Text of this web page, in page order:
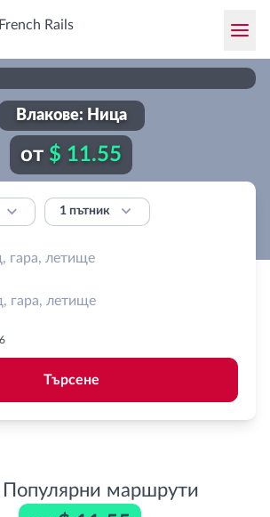
Влакове: Ница
от $ 11.55
 1 пътник 
Търсене
Популярни маршрути